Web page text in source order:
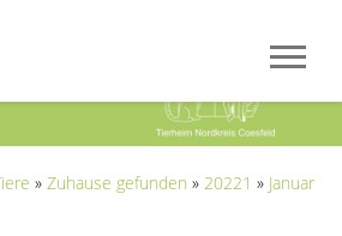
» Zuhause gefunden » 20221 » Januar